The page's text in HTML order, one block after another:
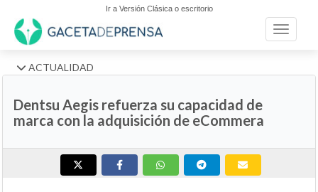
Ir a Versión Clásica o escritorio
Toggle
ACTUALIDAD
Dentsu Aegis refuerza su capacidad de
marca con la adquisición de eCommera